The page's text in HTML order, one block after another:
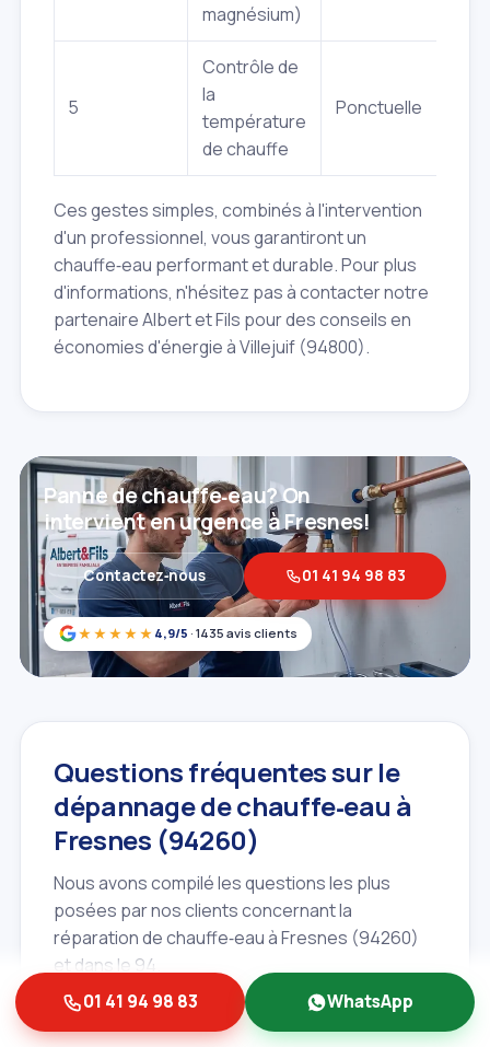
magnésium)
5
Contrôle de
la
température
de chauffe
Ponctuelle
Ces gestes simples, combinés à l'intervention
d'un professionnel, vous garantiront un
chauffe‑eau performant et durable. Pour plus
d'informations, n'hésitez pas à contacter notre
partenaire Albert et Fils pour des conseils en
économies d'énergie à Villejuif (94800).
★★★★★ 4,9/5 · 1435 avis clients
Panne de chauffe‑eau? On
intervient en urgence à Fresnes!
Contactez‑nous 01 41 94 98 83
Questions fréquentes sur le
dépannage de chauffe‑eau à
Fresnes (94260)
Nous avons compilé les questions les plus
posées par nos clients concernant la
réparation de chauffe‑eau à Fresnes (94260)
et dans le 94.
Combien de temps prend une
réparation de chauffe‑eau?
01 41 94 98 83 WhatsApp